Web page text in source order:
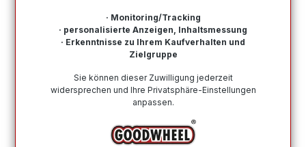
Hier finden Sie alle Sommerreifen für die Automarke
BMW MINI. Von namenhaften und renommierten Top-
Rechnung möglich, eine schnelle Lieferung und ein
vertrauenswürdiger Kundensupport.
Wie finde ich meine Reifengröße?
· Monitoring/Tracking
· personalisierte Anzeigen, Inhaltsmessung
· Erkenntnisse zu Ihrem Kaufverhalten und
Zielgruppe
Sie können dieser Zuwilligung jederzeit
widersprechen und Ihre Privatsphäre-Einstellungen
anpassen.